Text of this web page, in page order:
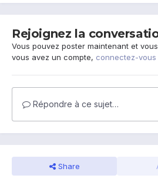
Rejoignez la
Vous pouvez poster maintenant et
vous avez un compte, connectez-vous
Répondre à ce sujet…
Share